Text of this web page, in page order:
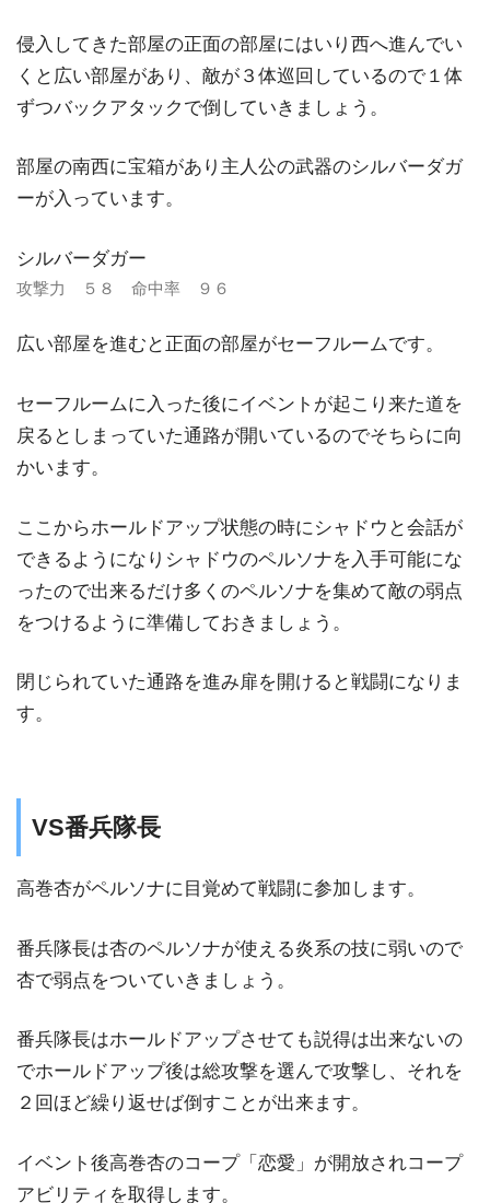
侵入してきた部屋の正面の部屋にはいり西へ進んでい
くと広い部屋があり、敵が３体巡回しているので１体
ずつバックアタックで倒していきましょう。
部屋の南西に宝箱があり主人公の武器のシルバーダガ
ーが入っています。
シルバーダガー
攻撃力 ５８ 命中率 ９６
広い部屋を進むと正面の部屋がセーフルームです。
セーフルームに入った後にイベントが起こり来た道を
戻るとしまっていた通路が開いているのでそちらに向
かいます。
ここからホールドアップ状態の時にシャドウと会話が
できるようになりシャドウのペルソナを入手可能にな
ったので出来るだけ多くのペルソナを集めて敵の弱点
をつけるように準備しておきましょう。
閉じられていた通路を進み扉を開けると戦闘になりま
す。
VS番兵隊長
高巻杏がペルソナに目覚めて戦闘に参加します。
番兵隊長は杏のペルソナが使える炎系の技に弱いので
杏で弱点をついていきましょう。
番兵隊長はホールドアップさせても説得は出来ないの
でホールドアップ後は総攻撃を選んで攻撃し、それを
２回ほど繰り返せば倒すことが出来ます。
イベント後高巻杏のコープ「恋愛」が開放されコープ
アビリティを取得します。